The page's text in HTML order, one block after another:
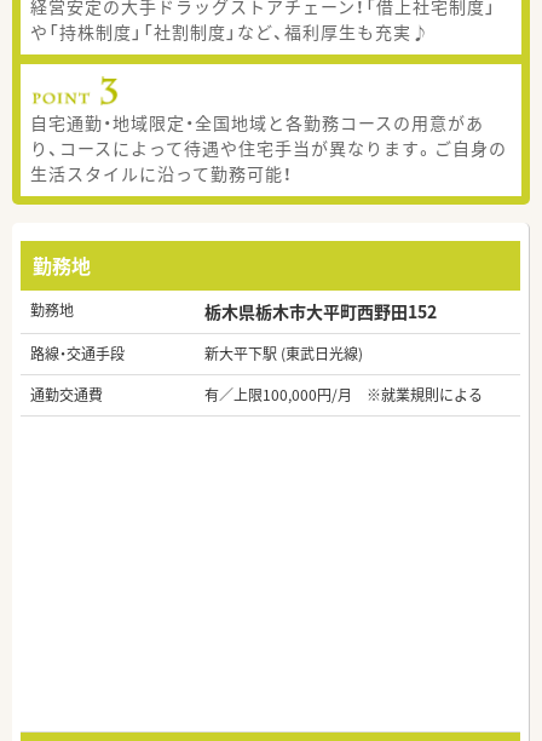
経営安定の大手ドラッグストアチェーン！「借上社宅制度」
や「持株制度」「社割制度」など、福利厚生も充実♪
自宅通勤・地域限定・全国地域と各勤務コースの用意があ
り、コースによって待遇や住宅手当が異なります。ご自身の
生活スタイルに沿って勤務可能！
勤務地
勤務地 栃木県栃木市大平町西野田152
路線・交通手段
新大平下駅 (東武日光線)
通勤交通費
有／上限100,000円/月 ※就業規則による